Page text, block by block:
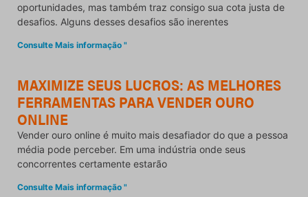
oportunidades, mas também traz consigo sua cota justa de
desafios. Alguns desses desafios são inerentes
Consulte Mais informação "
MAXIMIZE SEUS LUCROS: AS MELHORES
FERRAMENTAS PARA VENDER OURO
ONLINE
Vender ouro online é muito mais desafiador do que a pessoa
média pode perceber. Em uma indústria onde seus
concorrentes certamente estarão
Consulte Mais informação "